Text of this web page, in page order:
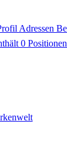
Adressen
0